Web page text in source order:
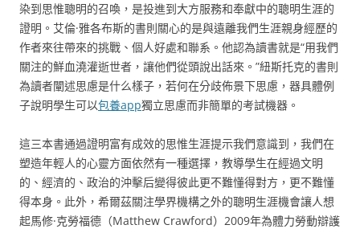
染到思惟聰明的召喚，是投進到大方服務和奉獻中的聰明生涯的
證明。艾倫·雅各布斯的書則關心的是與遠離我們生涯親身經歷的
作者來往帶來的挑戰、個人好處和聯系。他認為讀書就是“用我們
關注的鮮血澆灌逝世者，讓他們從頭說出話來。”紐斯托克的書則
為讀者闡述思慮是什么樣子，若何在分歧佈景下思慮，器具體例
子說明學生可以包養app獨立思慮而非簡單的考試機器。
這三本書通過證明富有成效的思惟生涯提示我們意識到，我們在
塑造年輕人的心靈方面依然有一種選擇，教導學生在經過文明
的、經濟的、政治的沖擊后變得彼此更不難懂得對方，更不難懂
得本身。此外，希爾茲關注學界機構之外的聰明生涯機會讓人想
起馬修·克勞福德（Matthew Crawford）2009年為體力勞動辯護